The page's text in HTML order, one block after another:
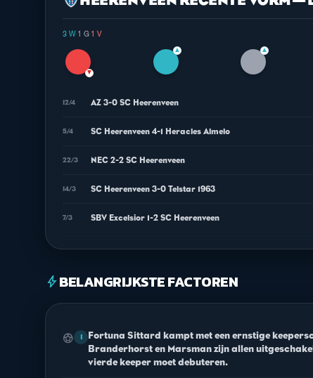
3 W· 1 G· 1 V
▼
▲ ▲
12/4 AZ 3-0 SC Heerenveen
5/4 SC Heerenveen 4-1 Heracles Almelo
22/3 NEC 2-2 SC Heerenveen
14/3 SC Heerenveen 3-0 Telstar 1963
7/3 SBV Excelsior 1-2 SC Heerenveen
boltBELANGRIJKSTE FACTOREN
sports_soccer 1
Fortuna Sittard kampt met een ernstige
Branderhorst en Marsman zijn allen
vierde keeper moet debuteren.